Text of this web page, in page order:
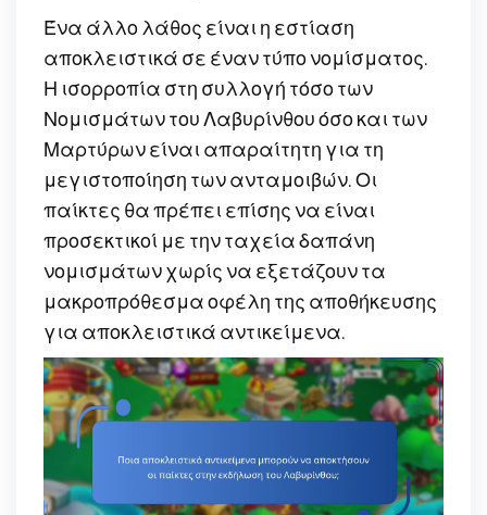
Ένα άλλο λάθος είναι η εστίαση
αποκλειστικά σε έναν τύπο νομίσματος.
Η ισορροπία στη συλλογή τόσο των
Νομισμάτων του Λαβυρίνθου όσο και των
Μαρτύρων είναι απαραίτητη για τη
μεγιστοποίηση των ανταμοιβών. Οι
παίκτες θα πρέπει επίσης να είναι
προσεκτικοί με την ταχεία δαπάνη
νομισμάτων χωρίς να εξετάζουν τα
μακροπρόθεσμα οφέλη της αποθήκευσης
για αποκλειστικά αντικείμενα.